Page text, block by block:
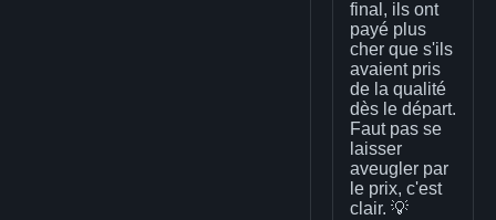
final, ils ont
payé plus
cher que s'ils
avaient pris
de la qualité
dès le départ.
Faut pas se
laisser
aveugler par
le prix, c'est
clair. 💡